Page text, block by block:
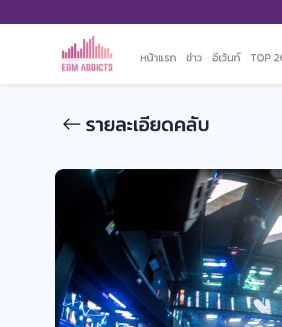
หน้าแรก ข่าว อีเว้นท์ TOP
รายละเอียดคลับ